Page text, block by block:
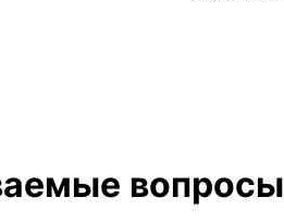
вопросы